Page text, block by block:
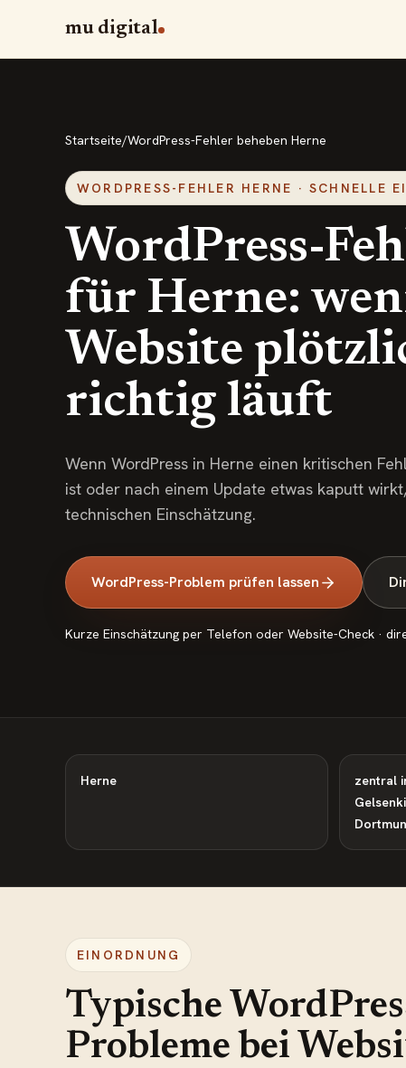
mu digital
Startseite/WordPress-Fehler beheben Herne
WORDPRESS-FEHLER HERNE · SCHNELLE
WordPress-
für Herne:
Website
richtig läuft
Wenn WordPress in Herne einen kritischen
ist oder nach einem Update etwas kaputt
technischen Einschätzung.
WordPress-Problem prüfen lassen
Kurze Einschätzung per Telefon oder Website-Check ·
Herne
zentral
EINORDNUNG
Typische
Probleme bei